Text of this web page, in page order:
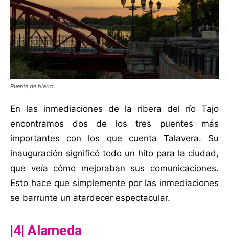
Puente de hierro.
En las inmediaciones de la ribera del río Tajo
encontramos dos de los tres puentes más
importantes con los que cuenta Talavera. Su
inauguración significó todo un hito para la ciudad,
que veía cómo mejoraban sus comunicaciones.
Esto hace que simplemente por las inmediaciones
se barrunte un atardecer espectacular.
|4| Alameda